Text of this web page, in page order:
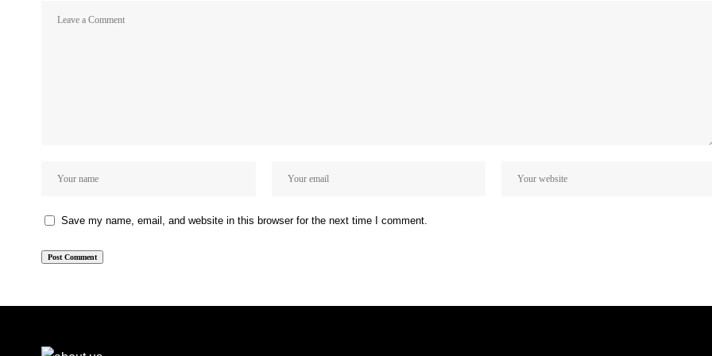
Save my name, email, and website in this browser for the next time I comment.